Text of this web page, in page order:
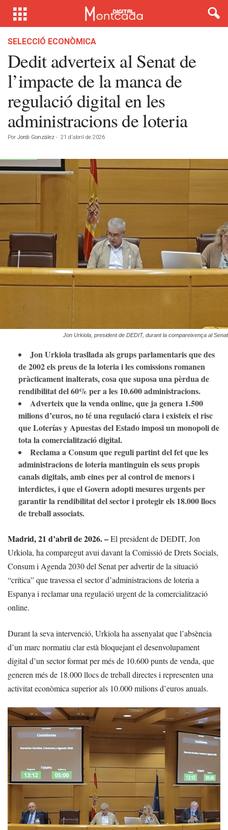
SELECCIÓ ECONÒMICA
Dedit adverteix al Senat de
l’impacte de la manca de
regulació digital en les
administracions de loteria
Por Jordi González - 21 d'abril de 2026
Jon Urkiola, president de DEDIT, durant la compareixença al Senat
Jon Urkiola trasllada als grups parlamentaris que des
de 2002 els preus de la loteria i les comissions romanen
pràcticament inalterats, cosa que suposa una pèrdua de
rendibilitat del 60% per a les 10.600 administracions.
Adverteix que la venda online, que ja genera 1.500
milions d’euros, no té una regulació clara i existeix el risc
que Loterías y Apuestas del Estado imposi un monopoli de
tota la comercialització digital.
Reclama a Consum que reguli partint del fet que les
administracions de loteria mantinguin els seus propis
canals digitals, amb eines per al control de menors i
interdictes, i que el Govern adopti mesures urgents per
garantir la rendibilitat del sector i protegir els 18.000 llocs
de treball associats.
Madrid, 21 d’abril de 2026. –El president de DEDIT, Jon
Urkiola, ha comparegut avui davant la Comissió de Drets Socials,
Consum i Agenda 2030 del Senat per advertir de la situació
“crítica” que travessa el sector d’administracions de loteria a
Espanya i reclamar una regulació urgent de la comercialització
online.
Durant la seva intervenció, Urkiola ha assenyalat que l’absència
d’un marc normatiu clar està bloquejant el desenvolupament
digital d’un sector format per més de 10.600 punts de venda, que
generen més de 18.000 llocs de treball directes i representen una
activitat econòmica superior als 10.000 milions d’euros anuals.